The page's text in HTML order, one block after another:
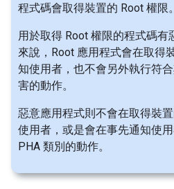
程式碼會取得裝置的 Root 權限。
用於取得 Root 權限的程式碼
來說，Root 應用程式會在取得
知使用者，也不會另外執行符
害的動作。
惡意應用程式則不會在取得裝
使用者，或是會在事先通知使
PHA 類別的動作。